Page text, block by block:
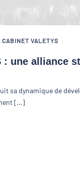
CABINET VALETYS
: une alliance
sa dynamique de
[…]